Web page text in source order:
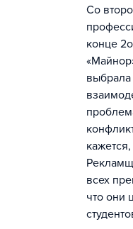
Со
конце
всех
что они